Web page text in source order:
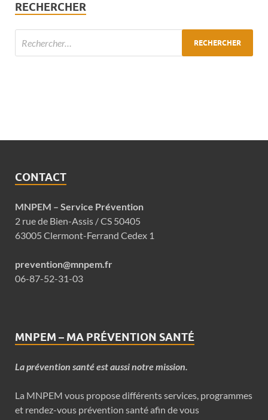
RECHERCHER
CONTACT
MNPEM – Service Prévention
2 rue de Bien-Assis / CS 50405
63005 Clermont-Ferrand Cedex 1
prevention@mnpem.fr
06-87-52-31-03
MNPEM – MA PRÉVENTION SANTÉ
La prévention santé est aussi notre mission.
La MNPEM vous propose différents services, programmes
et rendez-vous prévention santé afin de vous